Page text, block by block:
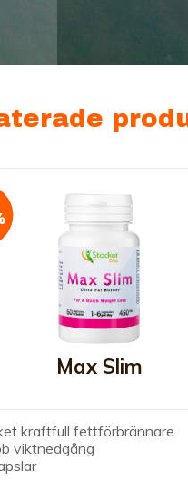
Max Slim
kraftfull fettförbrännare
viktnedgång